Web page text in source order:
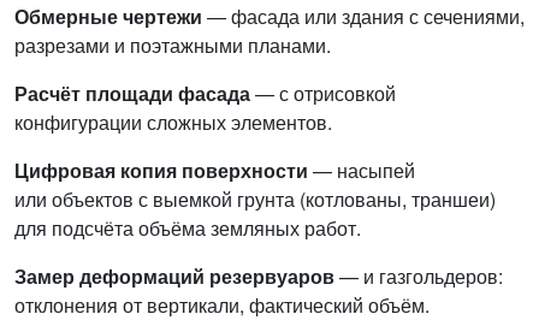
Обмерные чертежи — фасада или здания с сечениями,
разрезами и поэтажными планами.
Расчёт площади фасада— с отрисовкой
конфигурации сложных элементов.
Цифровая копия поверхности — насыпей
или объектов с выемкой грунта (котлованы, траншеи)
для подсчёта объёма земляных работ.
Замер деформаций резервуаров— и газгольдеров:
отклонения от вертикали, фактический объём.